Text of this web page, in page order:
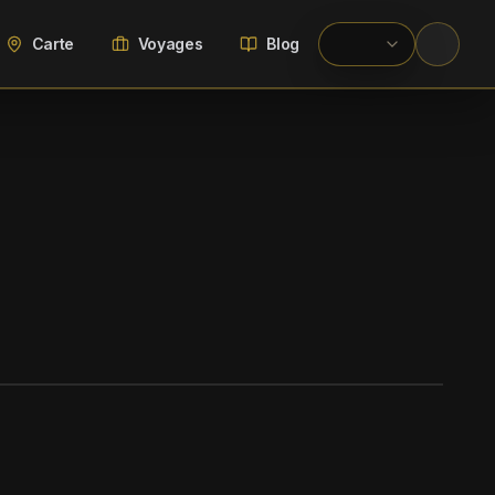
Carte Voyages Blog